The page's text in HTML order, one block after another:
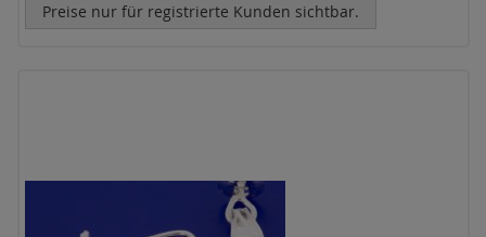
Preise nur für registrierte Kunden sichtbar.